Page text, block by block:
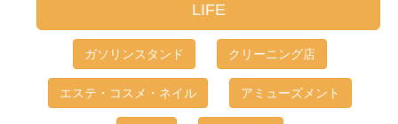
LIFE
ガソリンスタンド クリーニング店
エステ・コスメ・ネイル アミューズメント